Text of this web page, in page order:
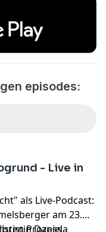
episodes:
- Live in
als Live-Podcast:
am 23.
Prozess
Daniela